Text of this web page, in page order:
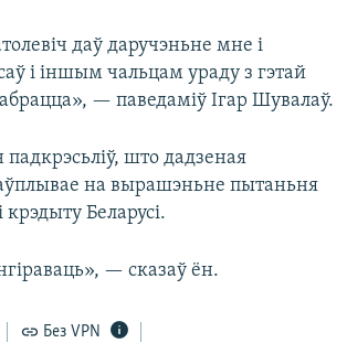
даў даручэньне мне і
і іншым чальцам ураду з гэтай
— паведаміў Ігар Шувалаў.
што дадзеная
на вырашэньне пытаньня
Беларусі.
— сказаў ён.
Без VPN